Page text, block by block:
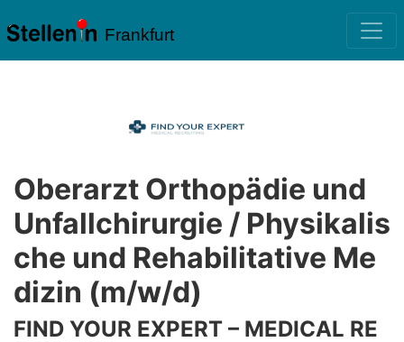
Frankfurt
Oberarzt Orthopädie und
Unfallchirurgie / Physikalis
che und Rehabilitative Me
dizin (m/w/d)
FIND YOUR EXPERT – MEDICAL RE